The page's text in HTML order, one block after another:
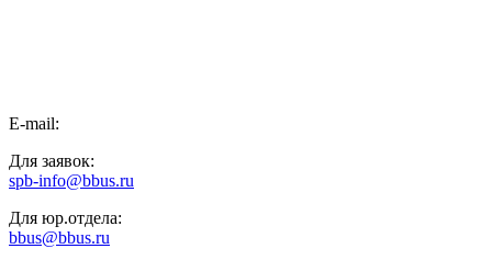
E-mail:
Для заявок:
spb-info@bbus.ru
Для юр.отдела:
bbus@bbus.ru